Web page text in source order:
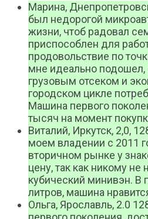
Марина,
был недорогой
жизни, чтоб радовал
приспособлен для
продовольствие по
мне идеально
грузовым отсеком и
городском цикле
Машина первого
тысяч на момент
Виталий, Иркутск, 2,0,
моем владении с 2011
вторичном рынке у
цену, так как никому не
кубический минивэн. В
литров, машина
Ольга, Ярославль, 2.0